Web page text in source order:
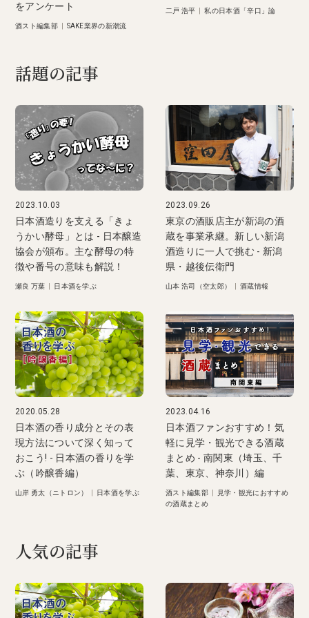
をアンケート
酒スト編集部| SAKE業界の新潮流
二戸 浩平 |私の日本酒「辛口」論
話題の記事
2023.10.03
日本酒造りを支える「きょ
うかい酵母」とは - 日本醸造
協会が頒布。主な酵母の特
徴や番号の意味も解説！
瀬良 万葉 日本酒を学ぶ
2023.09.26
東京の酒販店主が新潟の酒
蔵を事業承継。新しい新潟
酒造りに一人で挑む - 新潟
県・越後伝衛門
山本 浩司（空太郎） 酒蔵情報
2020.05.28
日本酒の香り成分とその表
現方法について深く知って
おこう! - 日本酒の香りを学
ぶ（吟醸香編）
山岸 勇太（ニトロン） 日本酒を学ぶ
2023.04.16
日本酒ファンおすすめ！気
軽に見学・観光できる酒蔵
まとめ - 南関東（埼玉、千
葉、東京、神奈川）編
酒スト編集部
見学・観光におすすめ
の酒蔵まとめ
人気の記事